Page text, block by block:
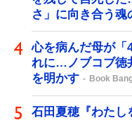
さ」に向き合う魂
心を病んだ母が「
れに…ノブコブ徳
を明かす
Book
石田夏穂『わたし